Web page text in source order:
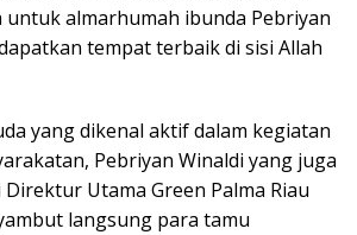
untuk almarhumah ibunda Pebriyan
tempat terbaik di sisi Allah
yang dikenal aktif dalam kegiatan
Pebriyan Winaldi yang juga
Utama Green Palma Riau
langsung para tamu